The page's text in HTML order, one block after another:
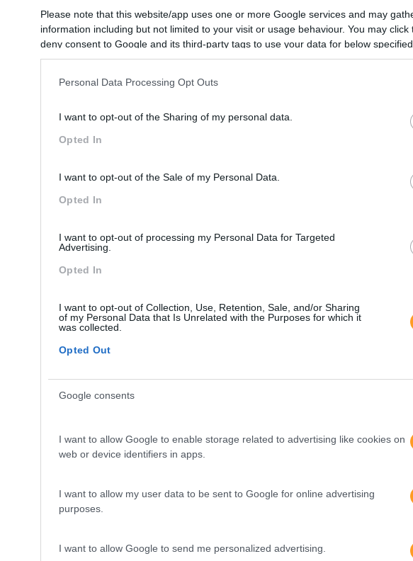
Please note that this website/app uses one or more Google services and may
information including but not limited to your visit or usage behaviour. You may click
deny consent to Google and its third-party tags to use your data for below
in below Google consent section.
Personal Data Processing Opt Outs
I want to opt-out of the Sharing of my personal data.
Opted In
I want to opt-out of the Sale of my Personal Data.
Opted In
I want to opt-out of processing my Personal Data for Targeted
Advertising.
Opted In
I want to opt-out of Collection, Use, Retention, Sale, and/or Sharing
of my Personal Data that Is Unrelated with the Purposes for which it
was collected.
Opted Out
Google consents
I want to allow Google to enable storage related to advertising like cookies on
web or device identifiers in apps.
I want to allow my user data to be sent to Google for online advertising
purposes.
I want to allow Google to send me personalized advertising.